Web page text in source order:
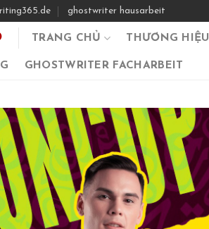
ghostwriter hausarbeit
TRANG CHỦ THƯƠNG HIỆU
GHOSTWRITER FACHARBEIT